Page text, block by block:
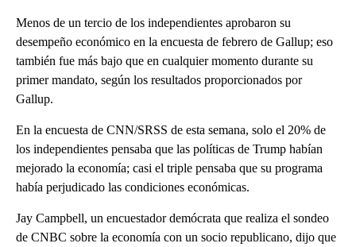
Menos de un tercio de los independientes aprobaron su
desempeño económico en la encuesta de febrero de Gallup; eso
también fue más bajo que en cualquier momento durante su
primer mandato, según los resultados proporcionados por
Gallup.
En la encuesta de CNN/SRSS de esta semana, solo el 20% de
los independientes pensaba que las políticas de Trump habían
mejorado la economía; casi el triple pensaba que su programa
había perjudicado las condiciones económicas.
Jay Campbell, un encuestador demócrata que realiza el sondeo
de CNBC sobre la economía con un socio republicano, dijo que